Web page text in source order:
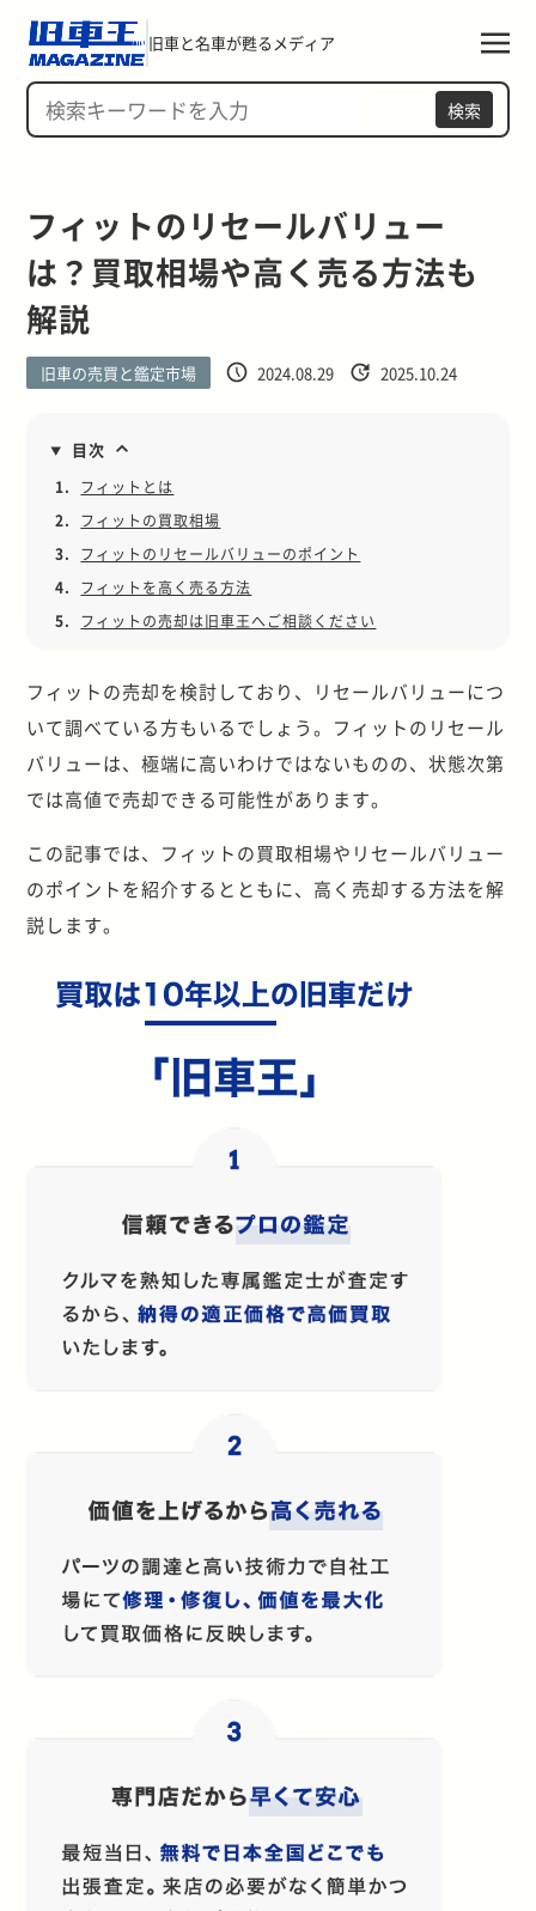
旧車と名車が甦るメディア
検索
フィットのリセールバリュー
は？買取相場や高く売る方法も
解説
旧車の売買と鑑定市場 2024.08.29 2025.10.24
目次
1.
フィットとは
2.
フィットの買取相場
3.
フィットのリセールバリューのポイント
4.
フィットを高く売る方法
5.
フィットの売却は旧車王へご相談ください
フィットの売却を検討しており、リセールバリューにつ
いて調べている方もいるでしょう。フィットのリセール
バリューは、極端に高いわけではないものの、状態次第
では高値で売却できる可能性があります。
この記事では、フィットの買取相場やリセールバリュー
のポイントを紹介するとともに、高く売却する方法を解
説します。